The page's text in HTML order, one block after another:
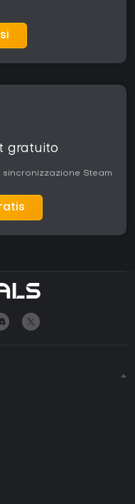
gratuito
Steam